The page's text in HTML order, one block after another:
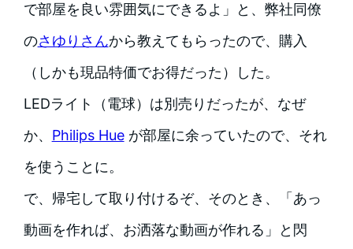
で部屋を良い雰囲気にできるよ」と、弊社同僚
のさゆりさんから教えてもらったので、購入
（しかも現品特価でお得だった）した。
LEDライト（電球）は別売りだったが、なぜ
か、 Philips Hueが部屋に余っていたので、それ
を使うことに。
で、帰宅して取り付けるぞ、そのとき、「あっ
動画を作れば、お洒落な動画が作れる」と閃